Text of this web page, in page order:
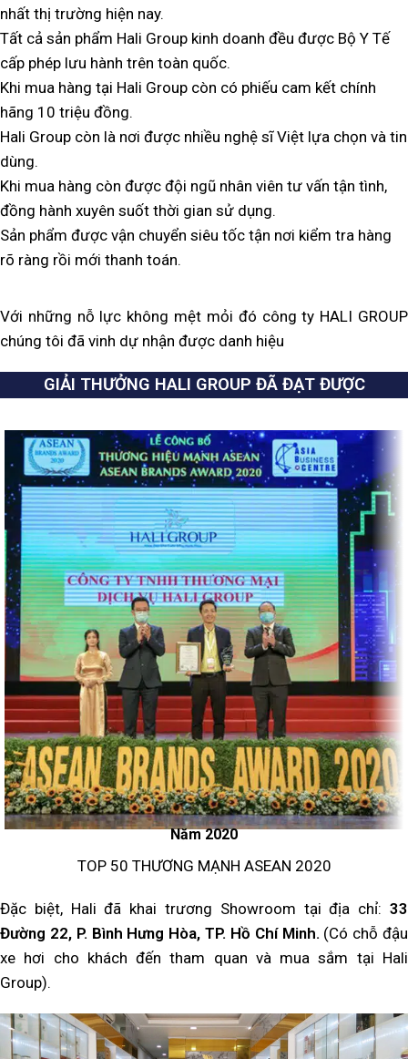
nhất thị trường hiện nay.
Tất cả sản phẩm Hali Group kinh doanh đều được Bộ Y Tế
cấp phép lưu hành trên toàn quốc.
Khi mua hàng tại Hali Group còn có phiếu cam kết chính
hãng 10 triệu đồng.
Hali Group còn là nơi được nhiều nghệ sĩ Việt lựa chọn và tin
dùng.
Khi mua hàng còn được đội ngũ nhân viên tư vấn tận tình,
đồng hành xuyên suốt thời gian sử dụng.
Sản phẩm được vận chuyển siêu tốc tận nơi kiểm tra hàng
rõ ràng rồi mới thanh toán.
Với những nỗ lực không mệt mỏi đó công ty HALI GROUP
chúng tôi đã vinh dự nhận được danh hiệu
GIẢI THƯỞNG HALI GROUP ĐÃ ĐẠT ĐƯỢC
Năm 2020
TOP 50 THƯƠNG MẠNH ASEAN 2020
Đặc biệt, Hali đã khai trương Showroom tại địa chỉ: 33
Đường 22, P. Bình Hưng Hòa, TP. Hồ Chí Minh. (Có chỗ đậu
xe hơi cho khách đến tham quan và mua sắm tại Hali
Group).